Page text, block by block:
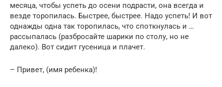
месяца, чтобы успеть до осени подрасти, она всегда и
везде торопилась. Быстрее, быстрее. Надо успеть! И вот
однажды одна так торопилась, что споткнулась и …
рассыпалась (разбросайте шарики по столу, но не
далеко). Вот сидит гусеница и плачет.
– Привет, (имя ребенка)!